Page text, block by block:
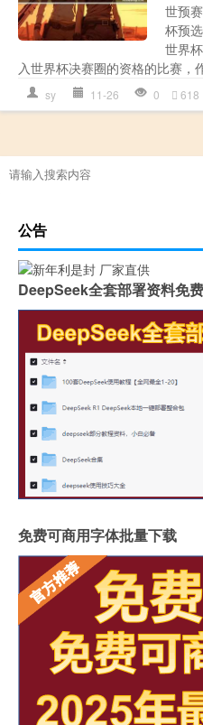
世预
杯预
世界
入世界杯决赛圈的资格的比赛，
sy 11-26 0 618
公告
DeepSeek全套部署资料免
免费可商用字体批量下载